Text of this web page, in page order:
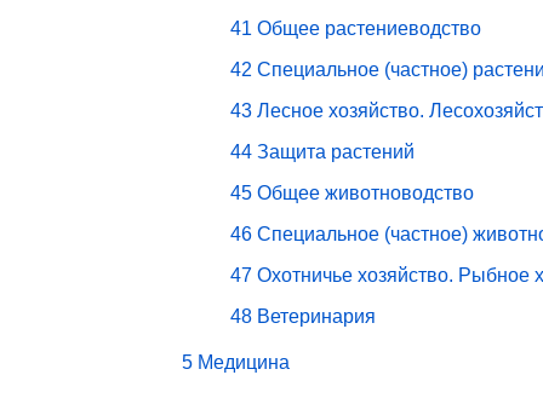
41 Общее растениеводство
42 Специальное (частное)
43 Лесное хозяйство.
44 Защита растений
45 Общее животноводство
46 Специальное (частное)
47 Охотничье хозяйство. Рыбное
48 Ветеринария
5 Медицина